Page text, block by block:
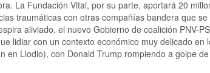
La Fundación Vital, por su parte, aportará 20
traumáticas con otras compañías bandera que
aliviado, el nuevo Gobierno de coalición PNV-
lidiar con un contexto económico muy delicado en
en Llodio), con Donald Trump rompiendo a golpe